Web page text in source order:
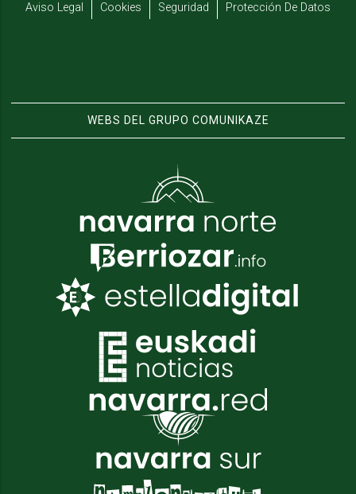
Aviso Legal
Cookies Seguridad Protección De Datos
WEBS DEL GRUPO COMUNIKAZE